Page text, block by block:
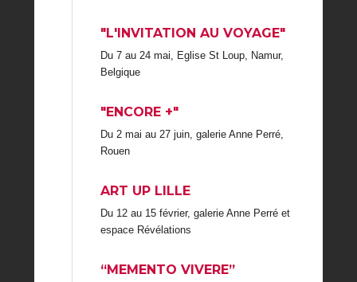
"L'INVITATION AU VOYAGE"
Du 7 au 24 mai, Eglise St Loup, Namur,
Belgique
"ENCORE +"
Du 2 mai au 27 juin, galerie Anne Perré,
Rouen
ART UP LILLE
Du 12 au 15 février, galerie Anne Perré et
espace Révélations
“MEMENTO VIVERE”